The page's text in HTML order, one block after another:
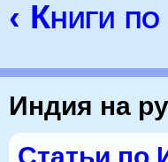
‹ Книги
Индия на